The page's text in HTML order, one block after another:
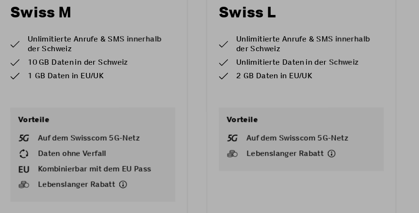
Swiss M
Unlimitierte Anrufe & SMS innerhalb
der Schweiz
10 GB Daten in der Schweiz
1 GB Daten in EU/UK
Vorteile
Auf dem Swisscom 5G-Netz
Daten ohne Verfall
Kombinierbar mit dem EU Pass
Lebenslanger Rabatt
Swiss L
Unlimitierte Anrufe & SMS innerhalb
der Schweiz
Unlimitierte Daten in der Schweiz
2 GB Daten in EU/UK
Vorteile
Auf dem Swisscom 5G-Netz
Lebenslanger Rabatt